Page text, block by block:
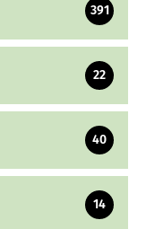
391
22
40
14